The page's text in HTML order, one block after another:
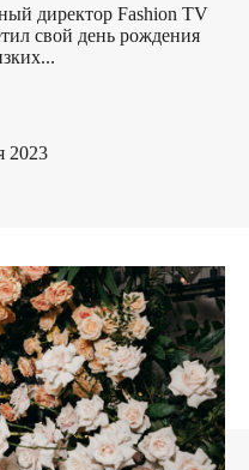
директор Fashion TV
свой день рождения
2023